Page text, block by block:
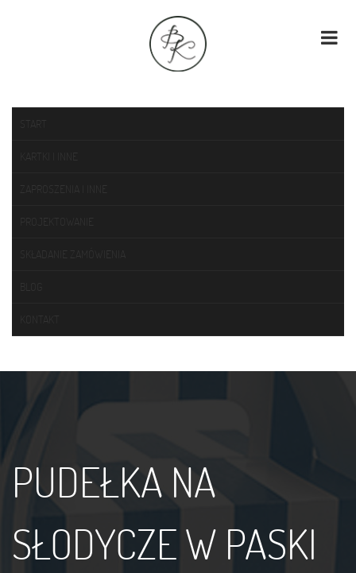
PUDEŁKA NA
SŁODYCZE W PASKI